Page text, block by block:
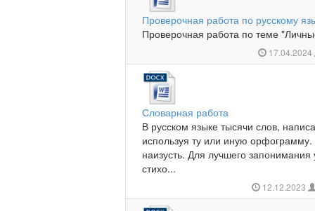
Проверочная работа по русскому
Проверочная работа по теме
17.04.2024
Словарная работа
В русском языке тысячи слов,
используя ту или иную
наизусть. Для лучшего запонимания
стихо...
12.12.2023